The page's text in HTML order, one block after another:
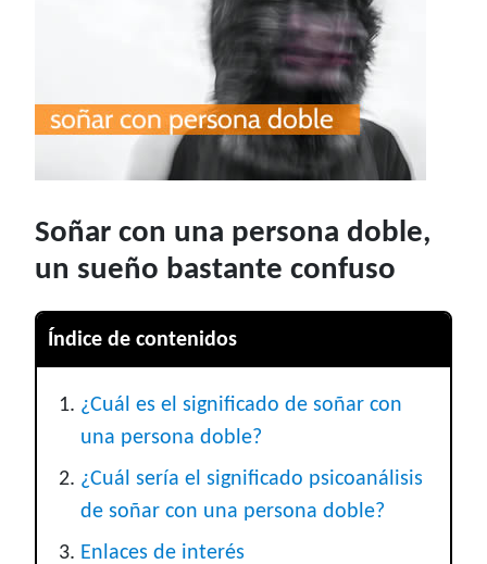
Soñar con una persona doble,
un sueño bastante confuso
Índice de contenidos
¿Cuál es el significado de soñar con
una persona doble?
¿Cuál sería el significado psicoanálisis
de soñar con una persona doble?
Enlaces de interés